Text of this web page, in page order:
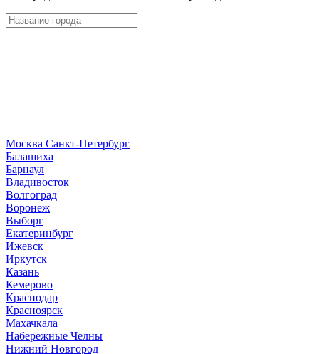
Москва Санкт-Петербург
Балашиха
Барнаул
Владивосток
Волгоград
Воронеж
Выборг
Екатеринбург
Ижевск
Иркутск
Казань
Кемерово
Краснодар
Красноярск
Махачкала
Набережные Челны
Нижний Новгород